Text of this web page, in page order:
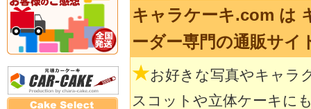
キャラケーキ.com は
ーダー専門の通販サイ
★お好きな写真やキャラ
スコットや立体ケーキに